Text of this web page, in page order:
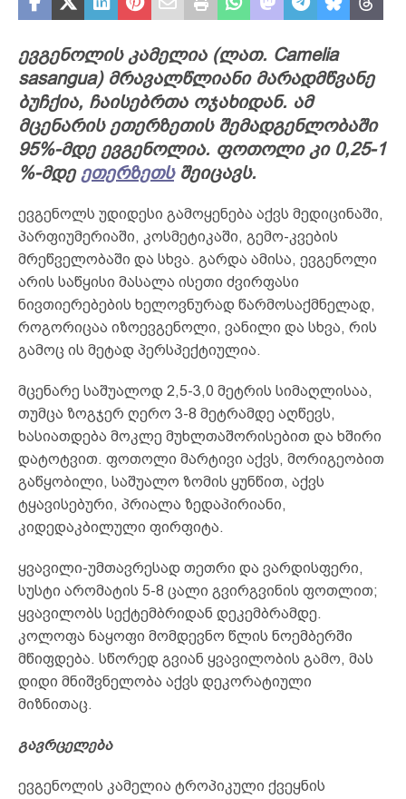
ევგენოლის კამელია (ლათ. Camelia
sasangua) მრავალწლიანი მარადმწვანე
ბუჩქია, ჩაისებრთა ოჯახიდან. ამ
მცენარის ეთერზეთის შემადგენლობაში
95%-მდე ევგენოლია. ფოთოლი კი 0,25-1
%-მდე ეთერზეთსშეიცავს.
ევგენოლს უდიდესი გამოყენება აქვს მედიცინაში,
პარფიუმერიაში, კოსმეტიკაში, გემო-კვების
მრეწველობაში და სხვა. გარდა ამისა, ევგენოლი
არის საწყისი მასალა ისეთი ძვირფასი
ნივთიერებების ხელოვნურად წარმოსაქმნელად,
როგორიცაა იზოევგენოლი, ვანილი და სხვა, რის
გამოც ის მეტად პერსპექტიულია.
მცენარე საშუალოდ 2,5-3,0 მეტრის სიმაღლისაა,
თუმცა ზოგჯერ ღერო 3-8 მეტრამდე აღწევს,
ხასიათდება მოკლე მუხლთაშორისებით და ხშირი
დატოტვით. ფოთოლი მარტივი აქვს, მორიგეობით
გაწყობილი, საშუალო ზომის ყუნწით, აქვს
ტყავისებური, პრიალა ზედაპირიანი,
კიდედაკბილული ფირფიტა.
ყვავილი-უმთავრესად თეთრი და ვარდისფერი,
სუსტი არომატის 5-8 ცალი გვირგვინის ფოთლით;
ყვავილობს სექტემბრიდან დეკემბრამდე.
კოლოფა ნაყოფი მომდევნო წლის ნოემბერში
მწიფდება. სწორედ გვიან ყვავილობის გამო, მას
დიდი მნიშვნელობა აქვს დეკორატიული
მიზნითაც.
გავრცელება
ევგენოლის კამელია ტროპიკული ქვეყნის